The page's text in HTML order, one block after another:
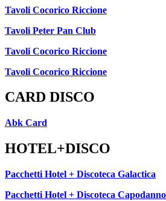
Tavoli Cocorico Riccione
Tavoli Peter Pan Club
Tavoli Cocorico Riccione
Tavoli Cocorico Riccione
CARD DISCO
Abk Card
HOTEL+DISCO
Pacchetti Hotel + Discoteca Galactica
Pacchetti Hotel + Discoteca Capodanno